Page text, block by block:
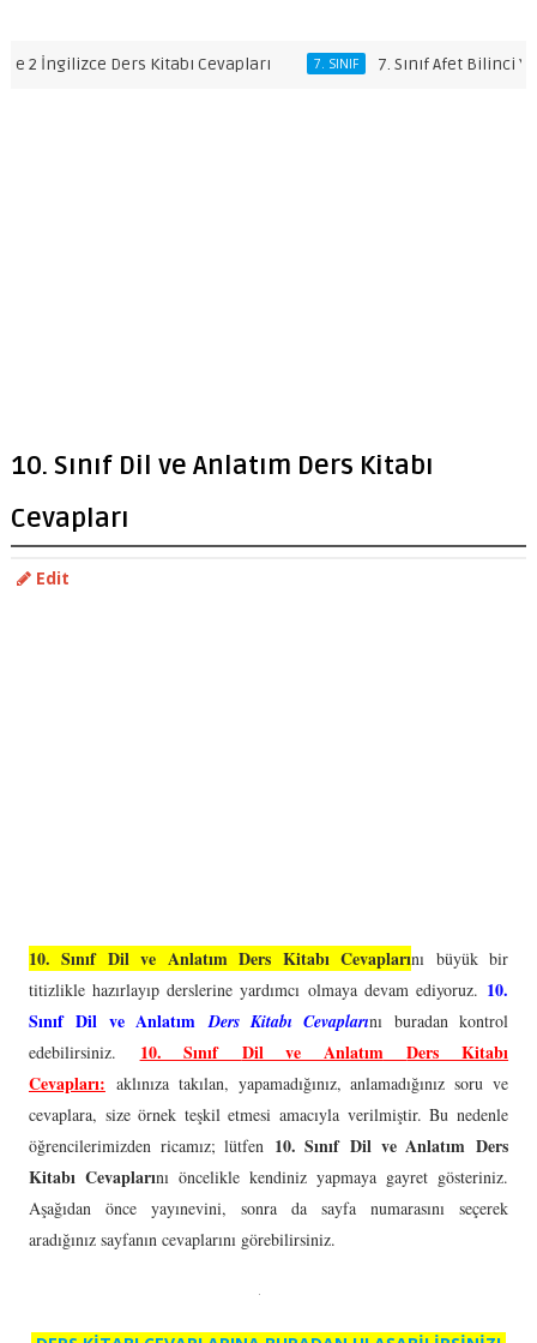
Ders Kitabı Cevapları 7. SINIF 7. Sınıf Afet Bilinci Yıllık
10. Sınıf Dil ve Anlatım Ders Kitabı
Cevapları
Edit
10. Sınıf Dil ve Anlatım Ders Kitabı Cevaplarını büyük bir
titizlikle hazırlayıp derslerine yardımcı olmaya devam ediyoruz. 10.
SınıfDil ve AnlatımDers Kitabı Cevaplarını buradan kontrol
edebilirsiniz. 10. Sınıf Dil ve Anlatım
Ders Kitabı
Cevapları: aklınıza takılan, yapamadığınız, anlamadığınız soru ve
cevaplara, size örnek teşkil etmesi amacıyla verilmiştir. Bu nedenle
öğrencilerimizden ricamız; lütfen 10. SınıfDil ve Anlatım Ders
Kitabı Cevaplarını öncelikle kendiniz yapmaya gayret gösteriniz.
Aşağıdan önce yayınevini, sonra da sayfa numarasını seçerek
aradığınız sayfanın cevaplarını görebilirsiniz.